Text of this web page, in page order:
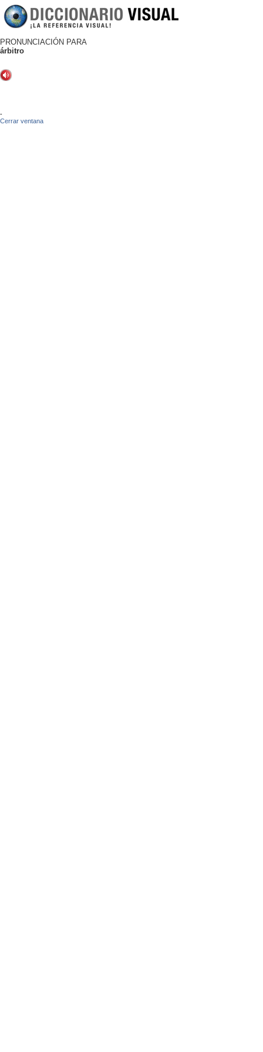
PRONUNCIACIÓN PARA
árbitro
-
Cerrar ventana